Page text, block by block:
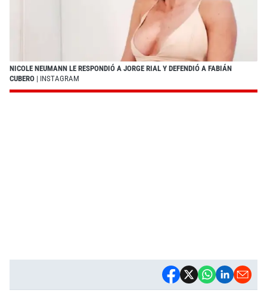
NICOLE NEUMANN LE RESPONDIÓ A JORGE RIAL Y DEFENDIÓ A FABIÁN
CUBERO | INSTAGRAM